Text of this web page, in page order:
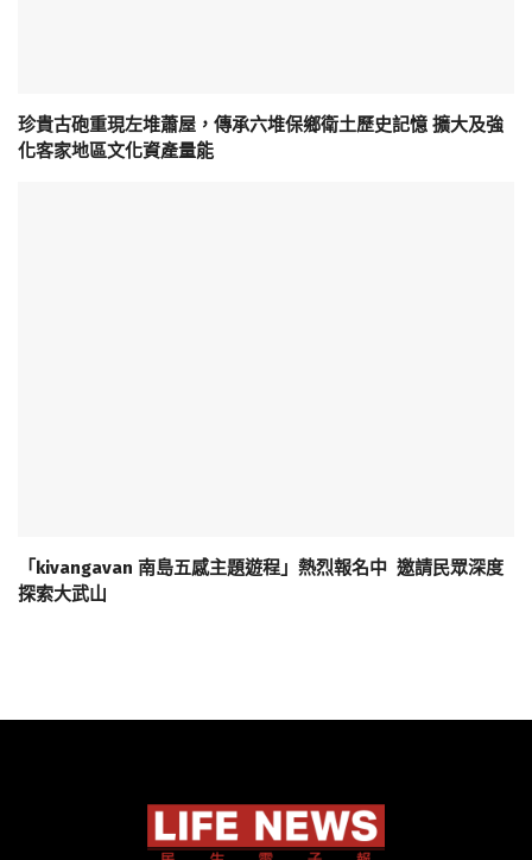
珍貴古砲重現左堆蕭屋，傳承六堆保鄉衛土歷史記憶 擴大及強
化客家地區文化資產量能
「kivangavan 南島五感主題遊程」熱烈報名中 邀請民眾深度
探索大武山